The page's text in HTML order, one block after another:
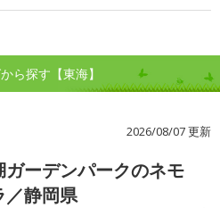
ら探す【東海】
2026/08/07 更新
ガーデンパークのネモ
／静岡県